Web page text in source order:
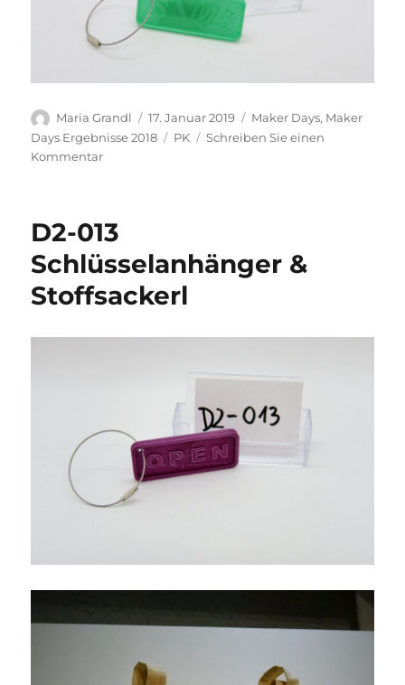
Autor
Maria Grandl
Veröffentlicht
am
17. Januar 2019 Kategorien
Maker Days, Maker
Days Ergebnisse 2018
Schlagwörter
PK
Schreiben Sie einen
Kommentarzu
D2-013
Schlüsselanhänger &
Stoffsackerl